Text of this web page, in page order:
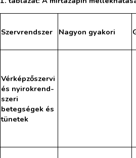
Szervrendszer Nagyon gyakori
Vérképzőszervi
és nyirokrend-
szeri
betegségek és
tünetek